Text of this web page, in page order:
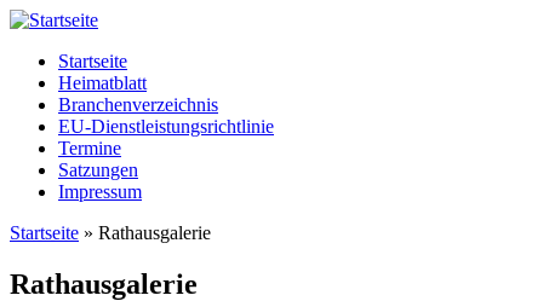
Startseite
Heimatblatt
Branchenverzeichnis
EU-Dienstleistungsrichtlinie
Termine
Satzungen
Impressum
Startseite » Rathausgalerie
Rathausgalerie